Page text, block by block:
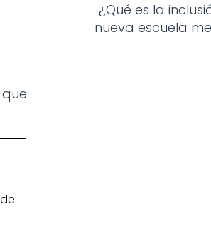
¿Qué es la
nueva escuela